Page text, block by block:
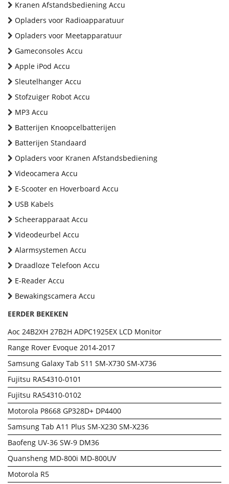
Kranen Afstandsbediening Accu
Opladers voor Radioapparatuur
Opladers voor Meetapparatuur
Gameconsoles Accu
Apple iPod Accu
Sleutelhanger Accu
Stofzuiger Robot Accu
MP3 Accu
Batterijen Knoopcelbatterijen
Batterijen Standaard
Opladers voor Kranen Afstandsbediening
Videocamera Accu
E-Scooter en Hoverboard Accu
USB Kabels
Scheerapparaat Accu
Videodeurbel Accu
Alarmsystemen Accu
Draadloze Telefoon Accu
E-Reader Accu
Bewakingscamera Accu
EERDER BEKEKEN
Aoc 24B2XH 27B2H ADPC1925EX LCD Monitor
Range Rover Evoque 2014-2017
Samsung Galaxy Tab S11 SM-X730 SM-X736
Fujitsu RA54310-0101
Fujitsu RA54310-0102
Motorola P8668 GP328D+ DP4400
Samsung Tab A11 Plus SM-X230 SM-X236
Baofeng UV-36 SW-9 DM36
Quansheng MD-800i MD-800UV
Motorola R5